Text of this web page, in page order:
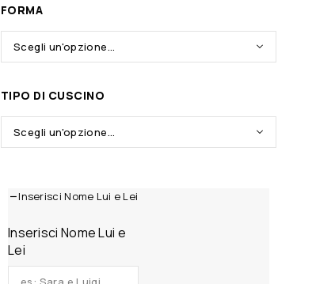
FORMA
TIPO DI CUSCINO
Inserisci Nome Lui e Lei
Inserisci Nome Lui e
Lei